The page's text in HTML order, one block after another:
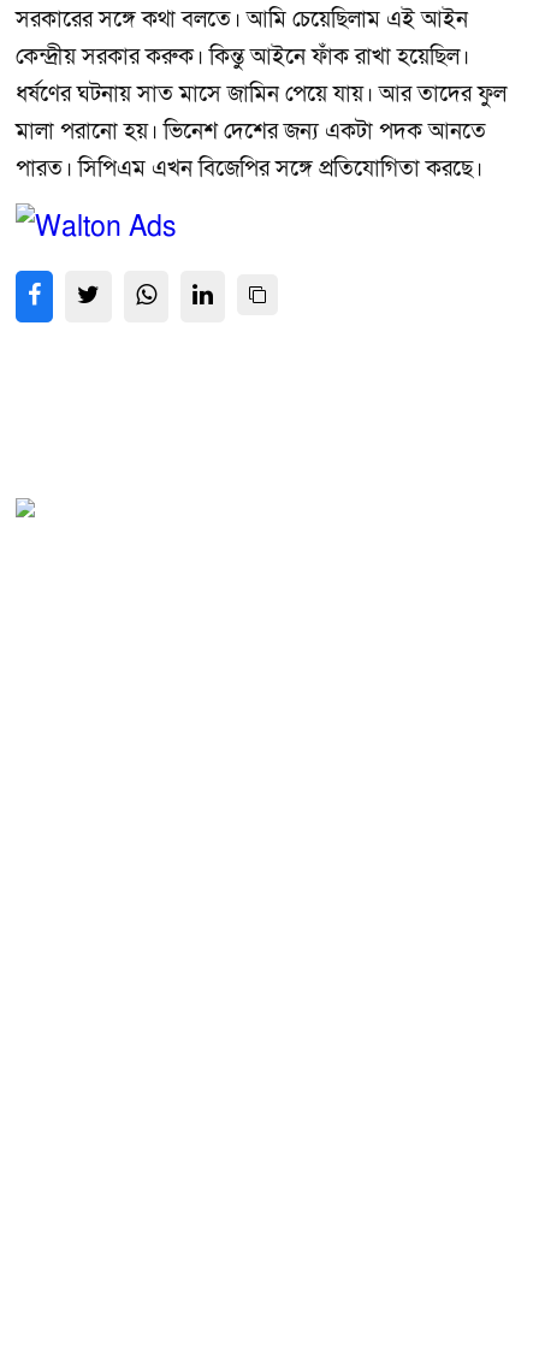
সরকারের সঙ্গে কথা বলতে। আমি চেয়েছিলাম এই আইন
কেন্দ্রীয় সরকার করুক। কিন্তু আইনে ফাঁক রাখা হয়েছিল।
ধর্ষণের ঘটনায় সাত মাসে জামিন পেয়ে যায়। আর তাদের ফুল
মালা পরানো হয়। ভিনেশ দেশের জন্য একটা পদক আনতে
পারত। সিপিএম এখন বিজেপির সঙ্গে প্রতিযোগিতা করছে।